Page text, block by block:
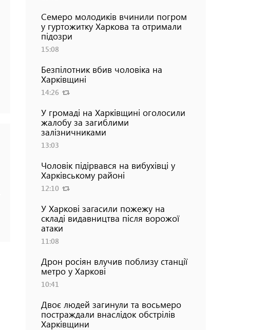
Семеро молодиків вчинили погром
у гуртожитку Харкова та отримали
підозри
15:08
Безпілотник вбив чоловіка на
Харківщині
14:26
У громаді на Харківщині оголосили
жалобу за загиблими
залізничниками
13:03
Чоловік підірвався на вибухівці у
Харківському районі
12:10
У Харкові загасили пожежу на
складі видавництва після ворожої
атаки
11:08
Дрон росіян влучив поблизу станції
метро у Харкові
10:41
Двоє людей загинули та восьмеро
постраждали внаслідок обстрілів
Харківщини